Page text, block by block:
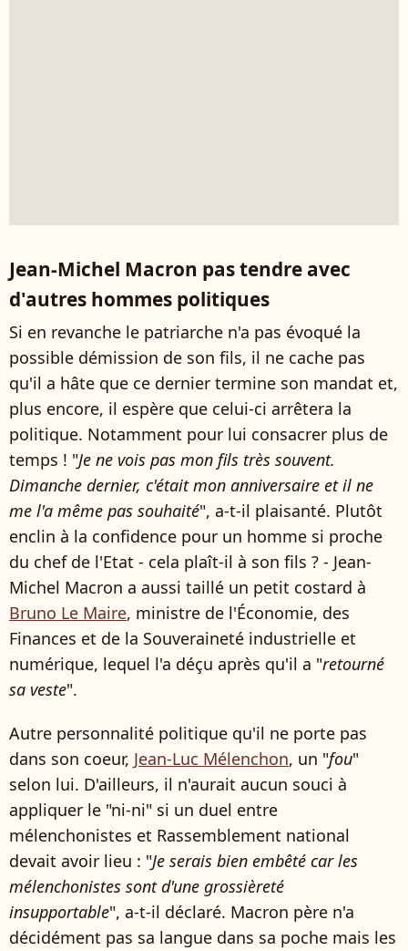
Jean-Michel Macron pas tendre avec
d'autres hommes politiques
Si en revanche le patriarche n'a pas évoqué la
possible démission de son fils, il ne cache pas
qu'il a hâte que ce dernier termine son mandat et,
plus encore, il espère que celui-ci arrêtera la
politique. Notamment pour lui consacrer plus de
temps ! "Je ne vois pas mon fils très souvent.
Dimanche dernier, c'était mon anniversaire et il ne
me l'a même pas souhaité", a-t-il plaisanté. Plutôt
enclin à la confidence pour un homme si proche
du chef de l'Etat - cela plaît-il à son fils ? - Jean-
Michel Macron a aussi taillé un petit costard à
Bruno Le Maire, ministre de l'Économie, des
Finances et de la Souveraineté industrielle et
numérique, lequel l'a déçu après qu'il a "retourné
sa veste".
Autre personnalité politique qu'il ne porte pas
dans son coeur, Jean-Luc Mélenchon, un "fou"
selon lui. D'ailleurs, il n'aurait aucun souci à
appliquer le "ni-ni" si un duel entre
mélenchonistes et Rassemblement national
devait avoir lieu : "Je serais bien embêté car les
mélenchonistes sont d'une grossièreté
insupportable", a-t-il déclaré. Macron père n'a
décidément pas sa langue dans sa poche mais les